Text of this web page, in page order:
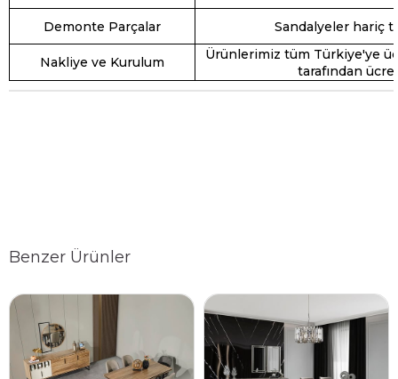
Demonte Parçalar Sandalyeler hariç
Nakliye ve Kurulum
Ürünlerimiz tüm Türkiye'ye
tarafından
Benzer Ürünler